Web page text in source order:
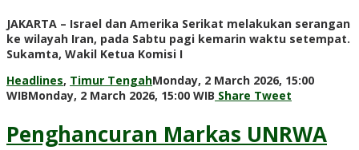
JAKARTA – Israel dan Amerika Serikat melakukan serangan
ke wilayah Iran, pada Sabtu pagi kemarin waktu setempat.
Sukamta, Wakil Ketua Komisi I
Headlines, Timur TengahMonday, 2 March 2026, 15:00
WIBMonday, 2 March 2026, 15:00 WIB by
Prawiranegara
Share Tweet
Penghancuran Markas UNRWA